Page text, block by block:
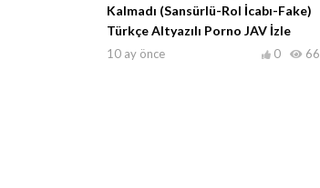
Kalmadı (Sansürlü-Rol İcabı-Fake)
Türkçe Altyazılı Porno JAV İzle
10 ay önce 66
0